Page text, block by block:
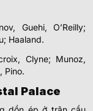
Guehi, O’Reilly;
Haaland.
Clyne; Munoz,
Pino.
Palace